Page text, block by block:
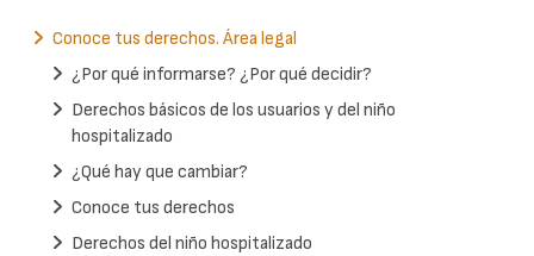
Conoce tus derechos. Área legal
¿Por qué informarse? ¿Por qué decidir?
Derechos básicos de los usuarios y del niño
hospitalizado
¿Qué hay que cambiar?
Conoce tus derechos
Derechos del niño hospitalizado